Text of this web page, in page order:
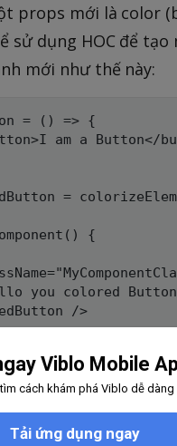
props mới là color
sử dụng HOC để tạo
mới như thế này:
= () => {
am a Button</
=
{
you colored
/>
Viblo Mobile
cách khám phá Viblo dễ dàng
Tải ứng dụng ngay